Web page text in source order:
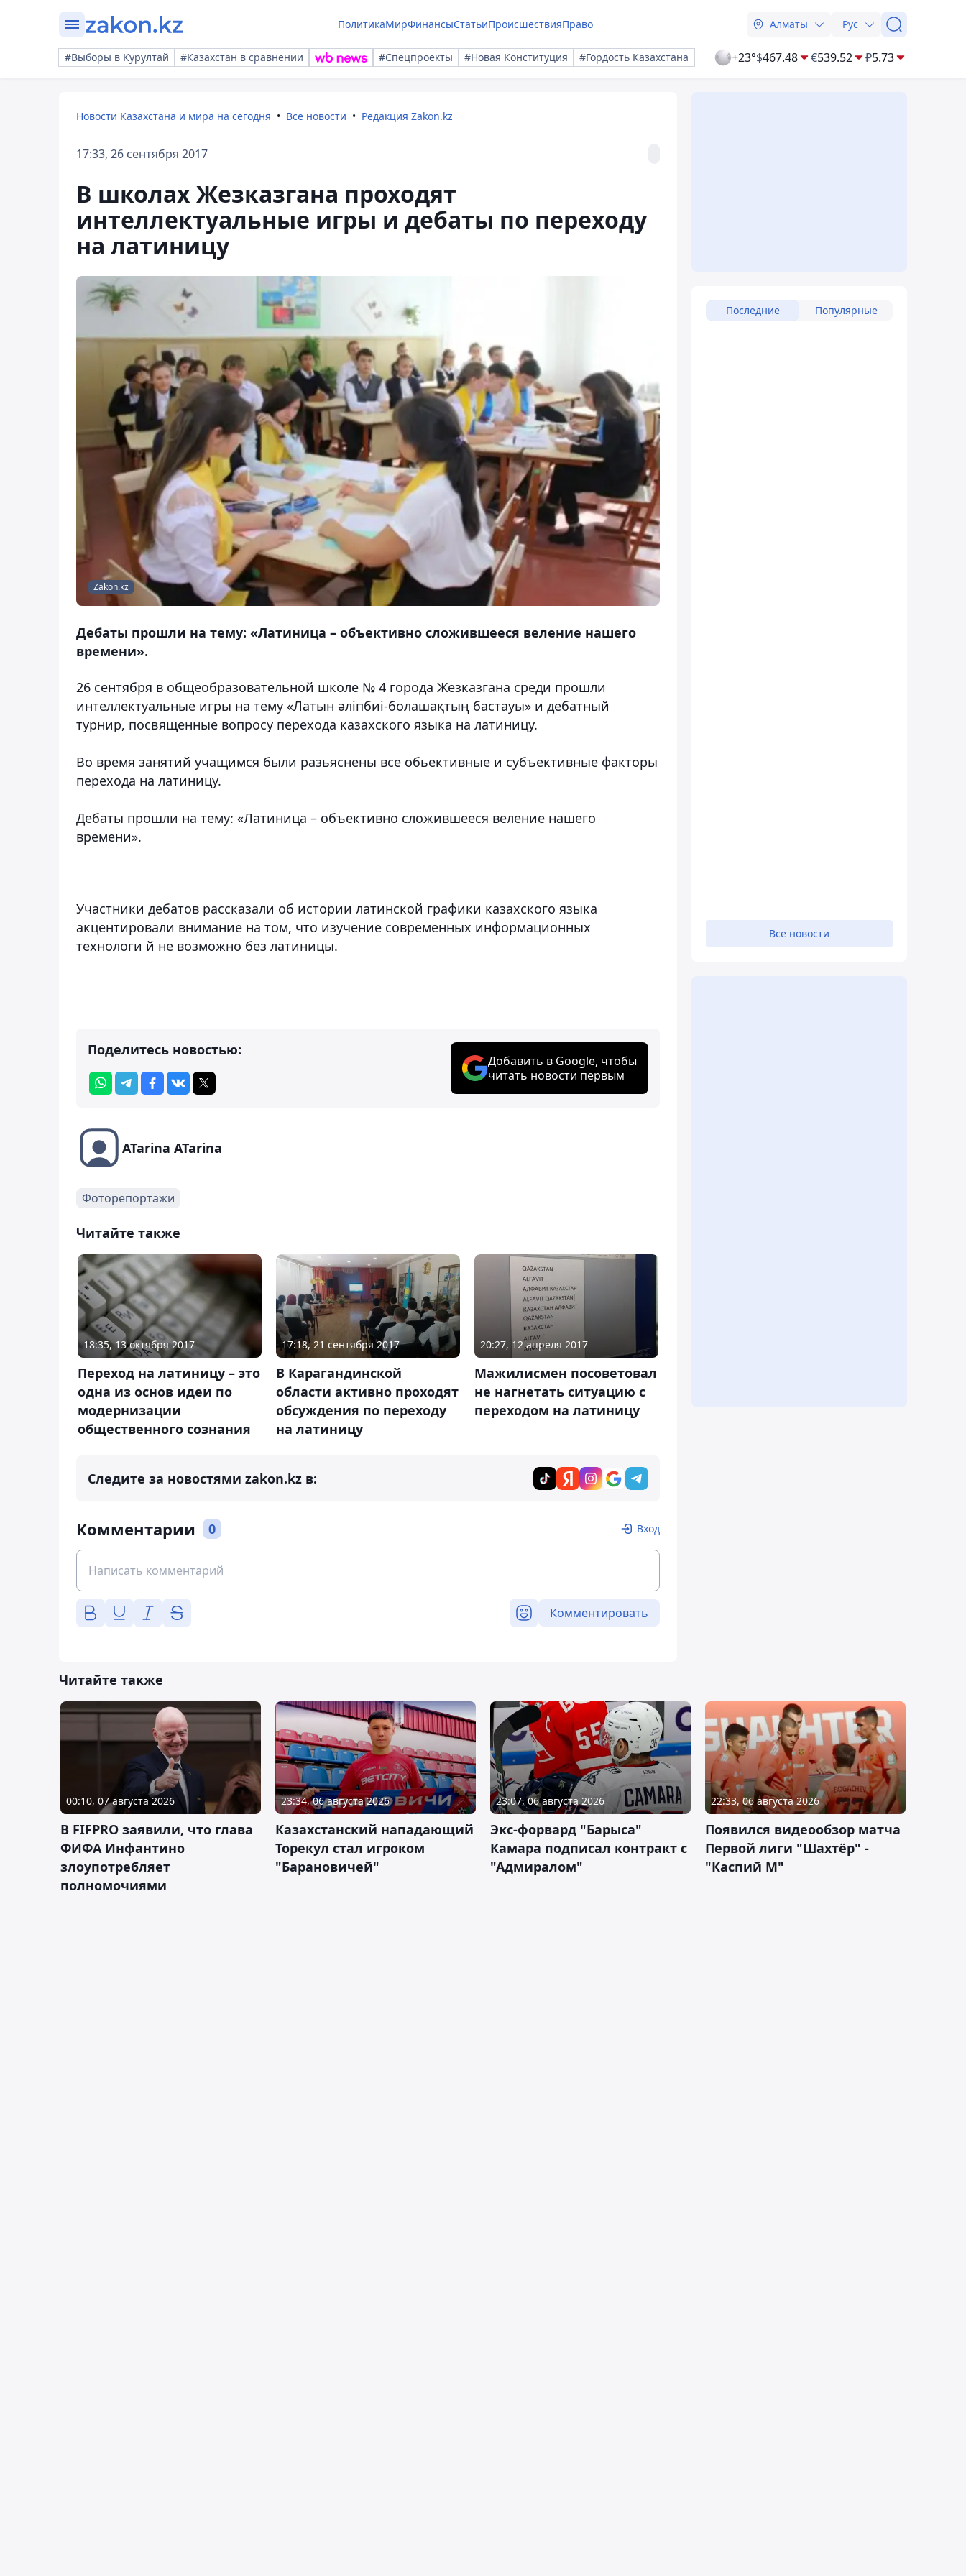
ПолитикаМирФинансыСтатьиПроисшествияПраво Алматы Рус
#Выборы в Курултай #Казахстан в сравнении #Спецпроекты #Новая Конституция #Гордость Казахстана +23°$467.48 €539.52 ₽5.73
Новости Казахстана и мира на сегодня Все новости Редакция Zakon.kz
17:33, 26 сентября 2017
В школах Жезказгана проходят
интеллектуальные игры и дебаты по переходу
на латиницу
Zakon.kz
Дебаты прошли на тему: «Латиница – объективно сложившееся веление нашего
времени».
26 сентября в общеобразовательной школе № 4 города Жезказгана среди прошли
интеллектуальные игры на тему «Латын әліпбиі-болашақтың бастауы» и дебатный
турнир, посвященные вопросу перехода казахского языка на латиницу.
Во время занятий учащимся были разьяснены все обьективные и субъективные факторы
перехода на латиницу.
Дебаты прошли на тему: «Латиница – объективно сложившееся веление нашего
времени».
Участники дебатов рассказали об истории латинской графики казахского языка
акцентировали внимание на том, что изучение современных информационных
технологи й не возможно без латиницы.
Поделитесь новостью:
Добавить в Google, чтобы
читать новости первым
ATarina ATarina
Фоторепортажи
Читайте также
18:35, 13 октября 2017
Переход на латиницу – это
одна из основ идеи по
модернизации
общественного сознания
17:18, 21 сентября 2017
В Карагандинской
области активно проходят
обсуждения по переходу
на латиницу
20:27, 12 апреля 2017
Мажилисмен посоветовал
не нагнетать ситуацию с
переходом на латиницу
Следите за новостями zakon.kz в:
Комментарии 0 Вход
Комментировать
Последние Популярные
Все новости
Читайте также
00:10, 07 августа 2026
В FIFPRO заявили, что глава
ФИФА Инфантино
злоупотребляет
полномочиями
23:34, 06 августа 2026
Казахстанский нападающий
Торекул стал игроком
"Барановичей"
23:07, 06 августа 2026
Экс-форвард "Барыса"
Камара подписал контракт с
"Адмиралом"
22:33, 06 августа 2026
Появился видеообзор матча
Первой лиги "Шахтёр" -
"Каспий М"